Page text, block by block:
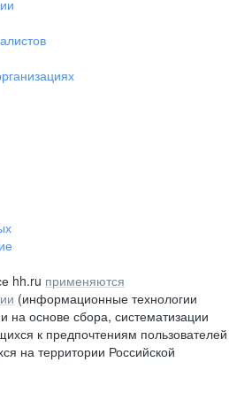
hh.ru применяются
(информационные технологии
основе сбора, систематизации
к предпочтениям пользователей
на территории Российской